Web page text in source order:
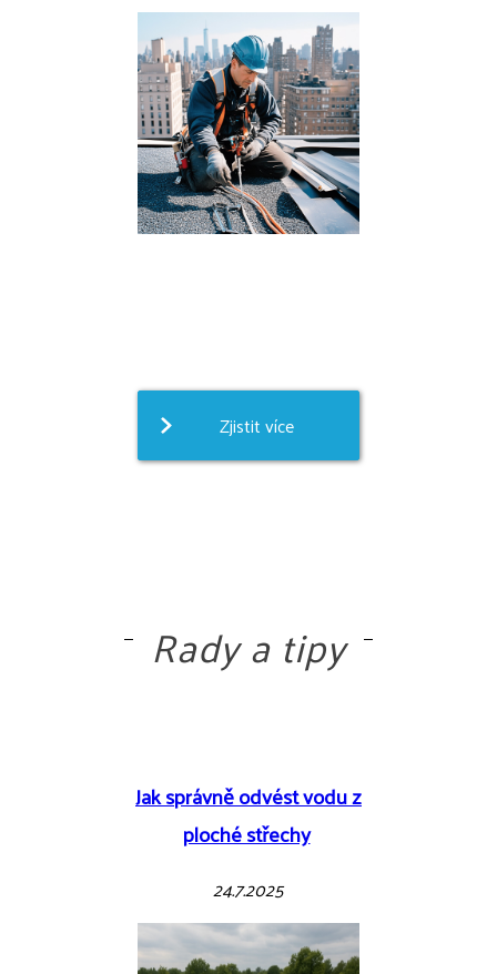
Zjistit více
Rady a tipy
Jak správně odvést vodu z
ploché střechy
24.7.2025